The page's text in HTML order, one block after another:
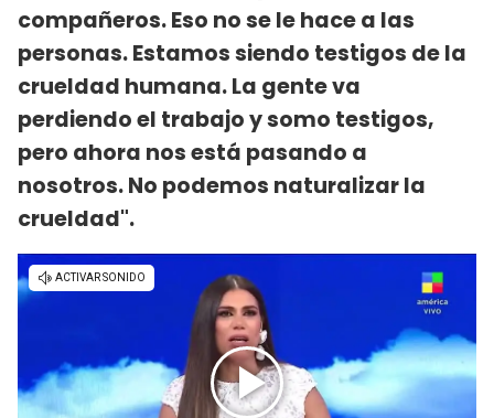
compañeros. Eso no se le hace a las
personas. Estamos siendo testigos de la
crueldad humana. La gente va
perdiendo el trabajo y somo testigos,
pero ahora nos está pasando a
nosotros. No podemos naturalizar la
crueldad".